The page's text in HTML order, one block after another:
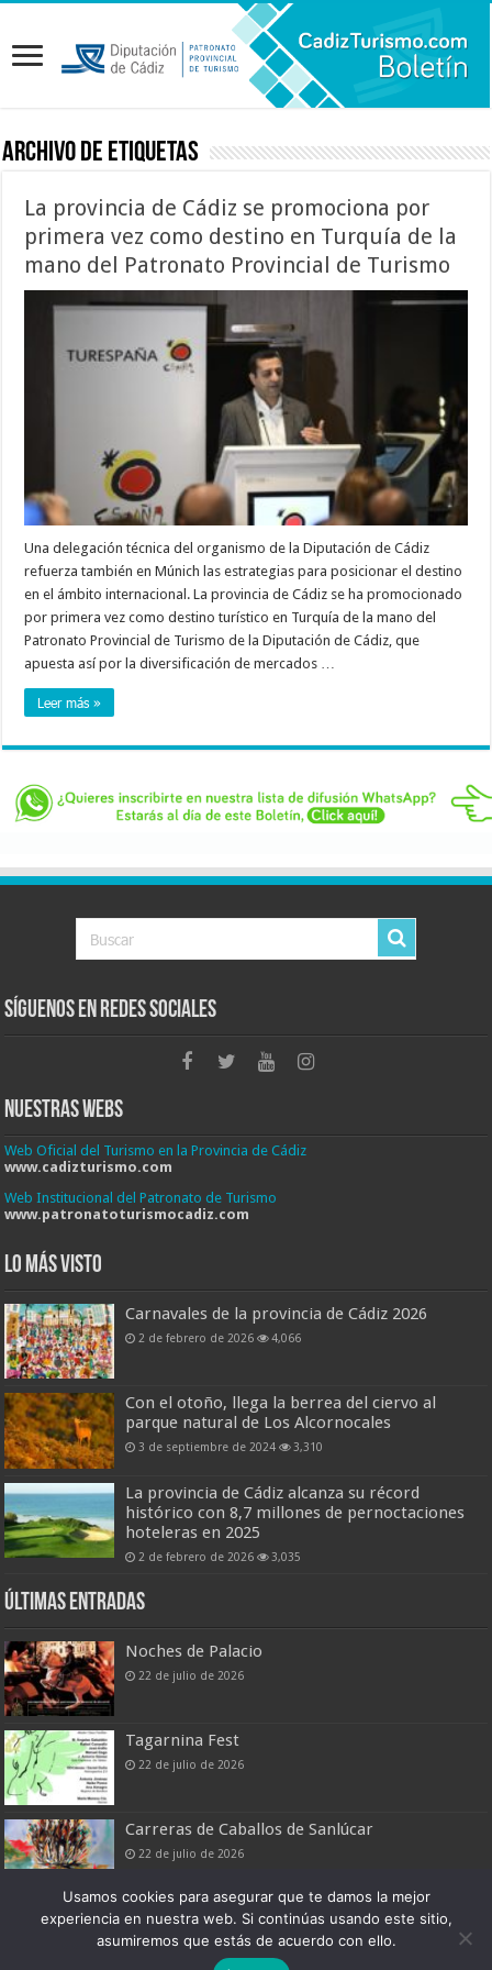
Archivo de etiquetas
La provincia de Cádiz se promociona por
primera vez como destino en Turquía de la
mano del Patronato Provincial de Turismo
Una delegación técnica del organismo de la Diputación de Cádiz
refuerza también en Múnich las estrategias para posicionar el destino
en el ámbito internacional. La provincia de Cádiz se ha promocionado
por primera vez como destino turístico en Turquía de la mano del
Patronato Provincial de Turismo de la Diputación de Cádiz, que
apuesta así por la diversificación de mercados …
Leer más »
Síguenos en Redes Sociales
Nuestras Webs
Web Oficial del Turismo en la Provincia de Cádiz
www.cadizturismo.com
Web Institucional del Patronato de Turismo
www.patronatoturismocadiz.com
Lo más visto
Carnavales de la provincia de Cádiz 2026
2 de febrero de 2026 4,066
Con el otoño, llega la berrea del ciervo al
parque natural de Los Alcornocales
3 de septiembre de 2024 3,310
La provincia de Cádiz alcanza su récord
histórico con 8,7 millones de pernoctaciones
hoteleras en 2025
2 de febrero de 2026 3,035
Últimas entradas
Noches de Palacio
22 de julio de 2026
Tagarnina Fest
22 de julio de 2026
Carreras de Caballos de Sanlúcar
22 de julio de 2026
Boletín Digital de Noticias Turísticas
Usamos cookies para asegurar que te damos la mejor
experiencia en nuestra web. Si continúas usando este sitio,
asumiremos que estás de acuerdo con ello.